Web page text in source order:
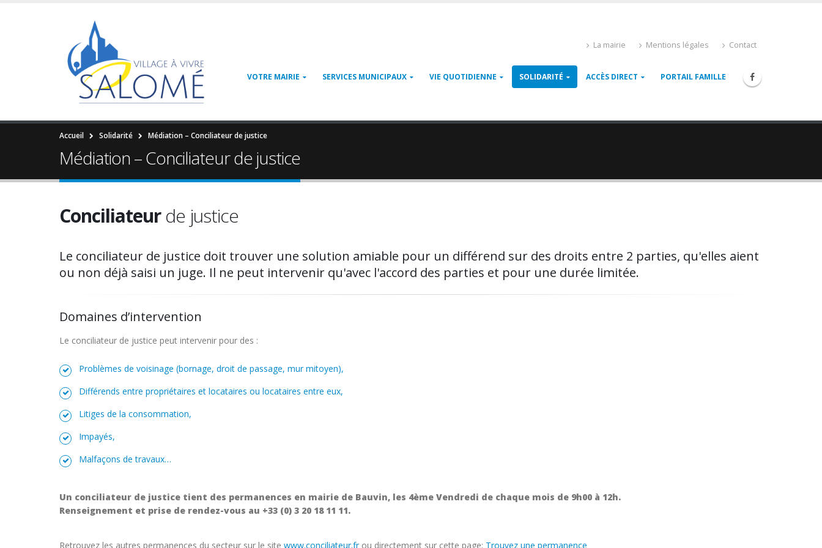
La mairie Mentions légales Contact
VOTRE MAIRIE SERVICES MUNICIPAUX VIE QUOTIDIENNE SOLIDARITÉ ACCÈS DIRECT PORTAIL FAMILLE
Accueil Solidarité Médiation – Conciliateur de justice
Médiation – Conciliateur de justice
Conciliateurde justice
Le conciliateur de justice doit trouver une solution amiable pour un différend sur des droits entre 2 parties, qu'elles aient
ou non déjà saisi un juge. Il ne peut intervenir qu'avec l'accord des parties et pour une durée limitée.
Domaines d’intervention
Le conciliateur de justice peut intervenir pour des :
Problèmes de voisinage (bornage, droit de passage, mur mitoyen),
Différends entre propriétaires et locataires ou locataires entre eux,
Litiges de la consommation,
Impayés,
Malfaçons de travaux…
Un conciliateur de justice tient des permanences en mairie de Bauvin, les 4ème Vendredi de chaque mois de 9h00 à 12h.
Renseignement et prise de rendez-vous au +33 (0) 3 20 18 11 11.
Retrouvez les autres permanences du secteur sur le site www.conciliateur.frou directement sur cette page: Trouvez une permanence